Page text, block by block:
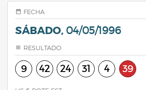
FECHA
SÁBADO, 04/05/1996
RESULTADO
9 42 24 31 4 39